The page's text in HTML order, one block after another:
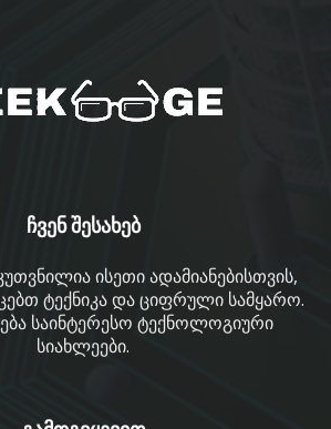
ჩვენ შესახებ
ისეთი ადამიანებისთვის,
ტექნიკა და ციფრული სამყარო.
საინტერესო ტექნოლოგიური
სიახლეები.